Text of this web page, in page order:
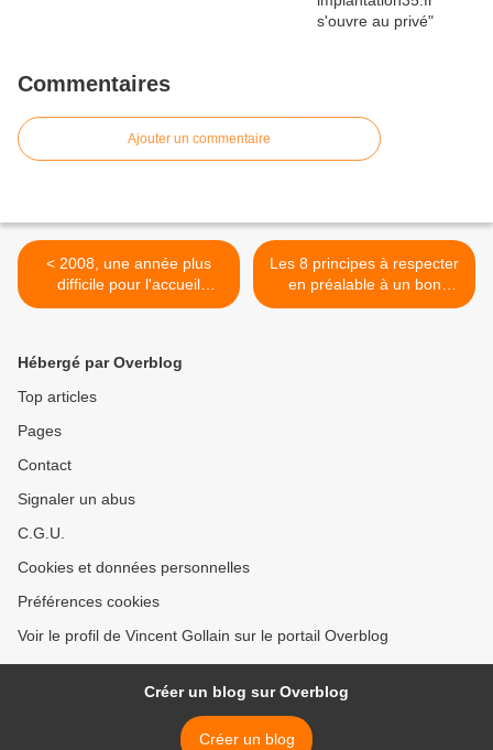
Commentaires
Ajouter un commentaire
< 2008, une année plus
difficile pour l'accueil
d'entreprises
Les 8 principes à respecter
en préalable à un bon
marketing territorial >
Hébergé par Overblog
Top articles
Pages
Contact
Signaler un abus
C.G.U.
Cookies et données personnelles
Préférences cookies
Voir le profil de Vincent Gollain sur le portail Overblog
Créer un blog sur Overblog
Créer un blog